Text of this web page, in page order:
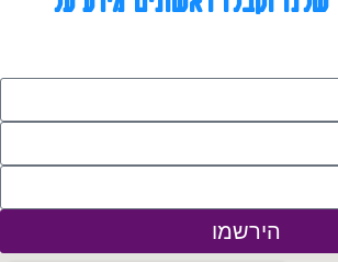
שלנו וקבלו ראשונים מידע על
הירשמו